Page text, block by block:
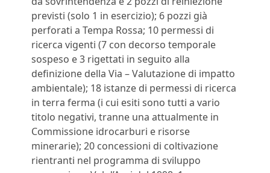
previsti (solo 1 in esercizio); 6 pozzi già
perforati a Tempa Rossa; 10 permessi di
ricerca vigenti (7 con decorso temporale
sospeso e 3 rigettati in seguito alla
definizione della Via – Valutazione di impatto
ambientale); 18 istanze di permessi di ricerca
in terra ferma (i cui esiti sono tutti a vario
titolo negativi, tranne una attualmente in
Commissione idrocarburi e risorse
minerarie); 20 concessioni di coltivazione
rientranti nel programma di sviluppo